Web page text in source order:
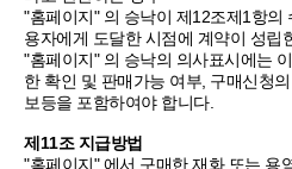
"홈페이지" 의 승낙이 제12조제1항의
용자에게 도달한 시점에 계약이 성립
"홈페이지" 의 승낙의 의사표시에는
한 확인 및 판매가능 여부, 구매신청
보등을 포함하여야 합니다.
제11조 지급방법
"홈페이지" 에서 구매한 재화 또는 용